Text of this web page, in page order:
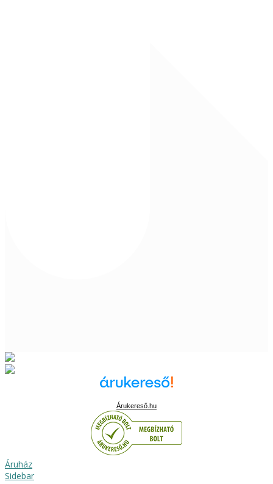
Árukereső.hu
Áruház
Sidebar